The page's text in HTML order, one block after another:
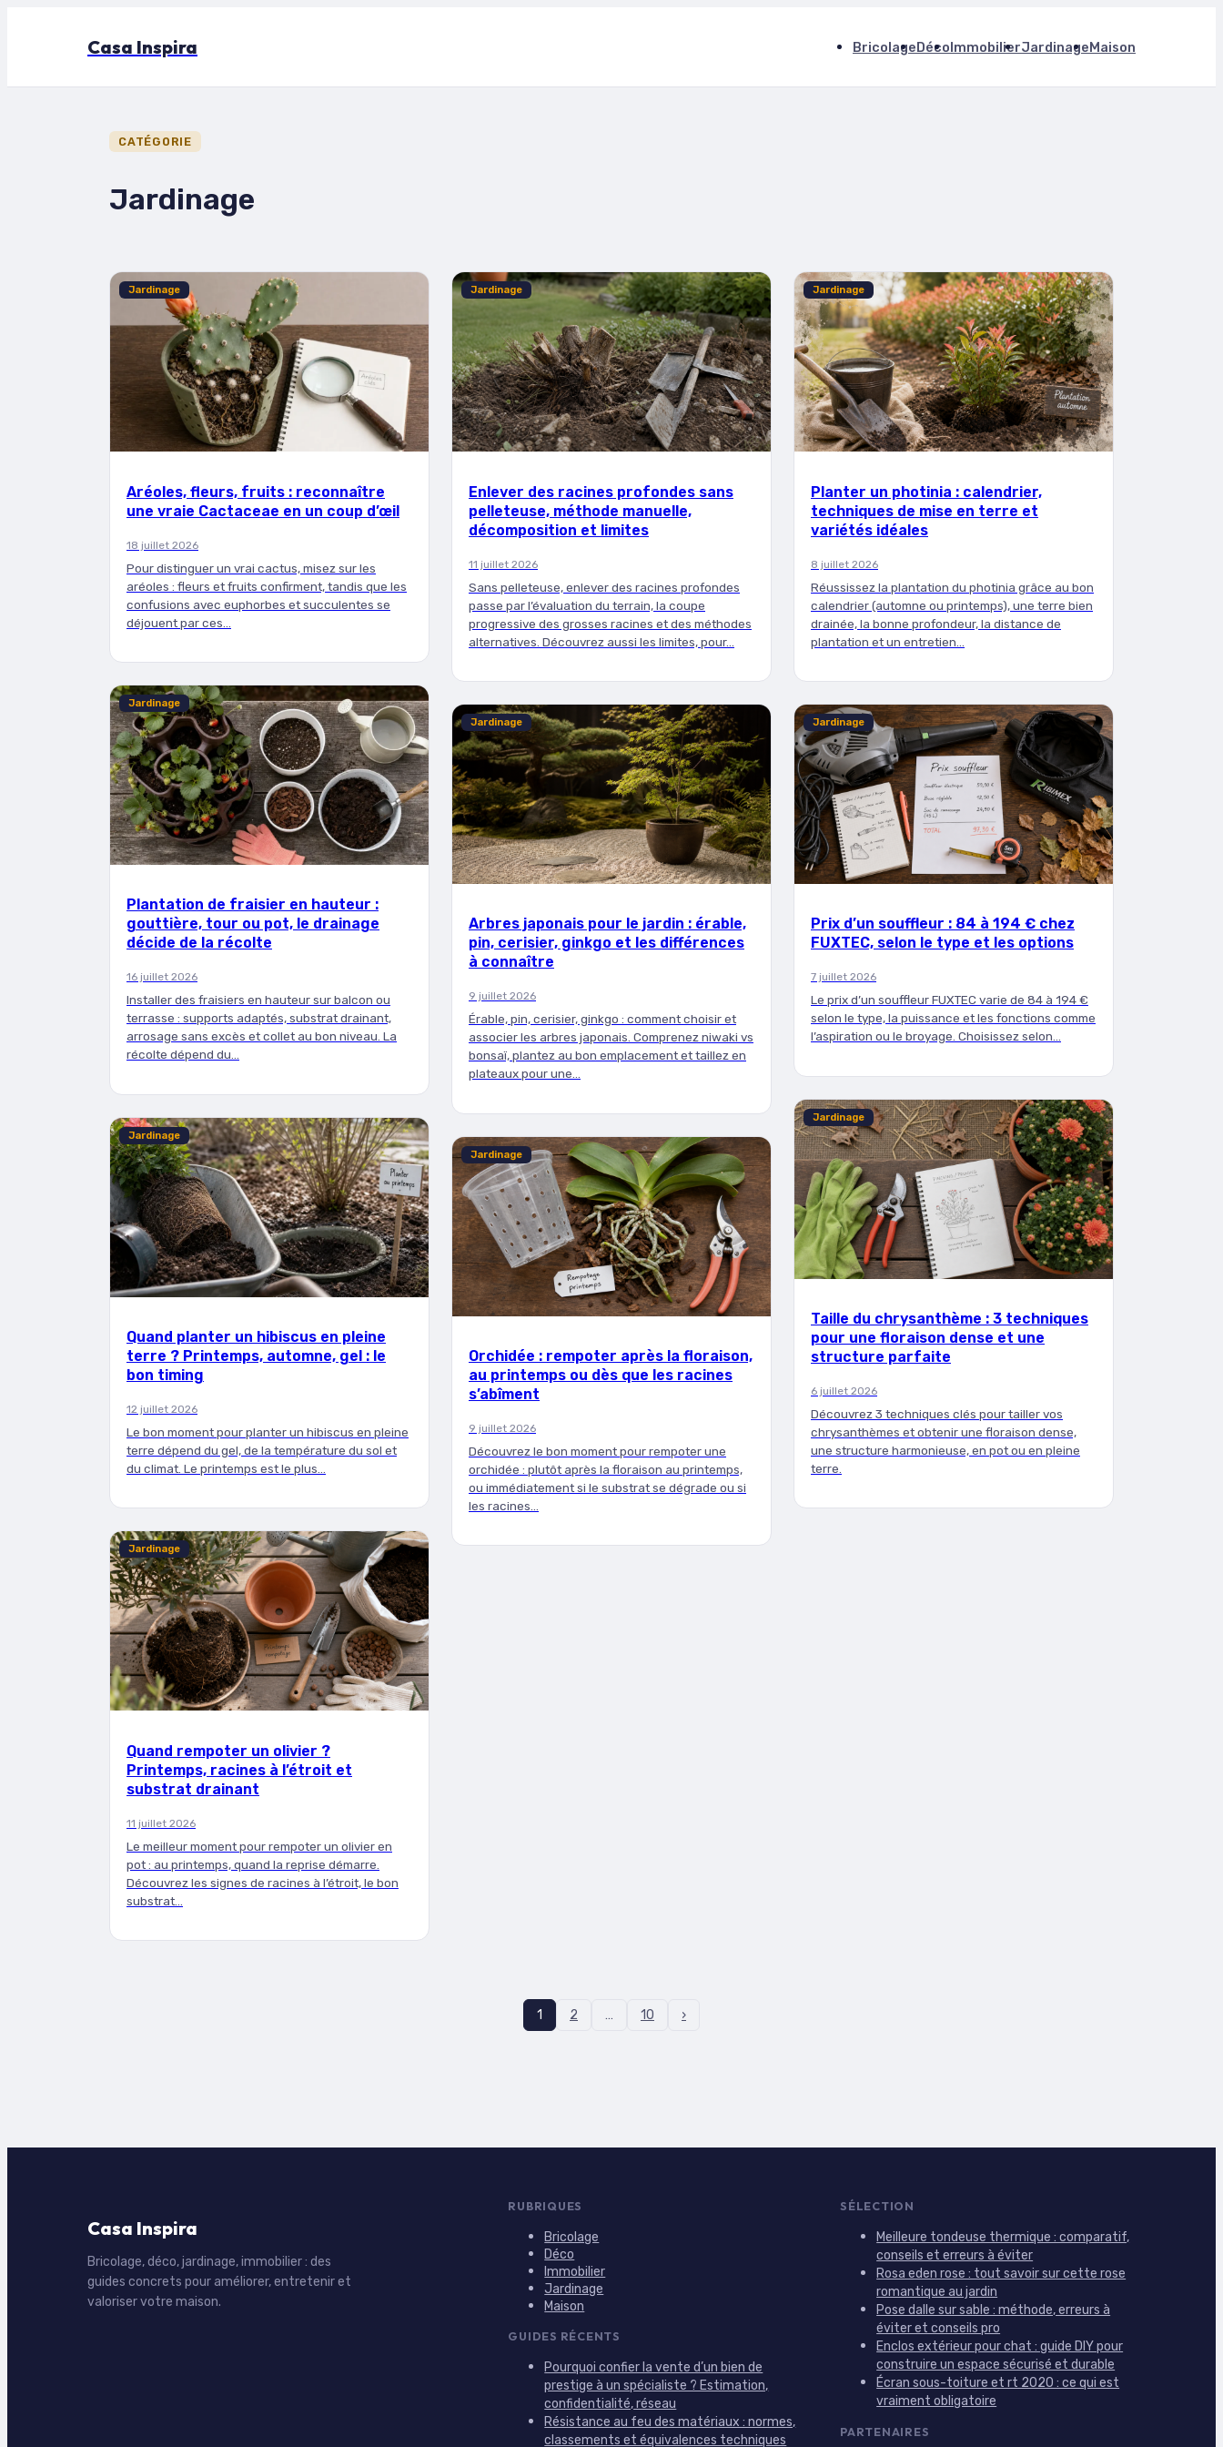
Casa Inspira BricolageDécoImmobilierJardinageMaison
CATÉGORIE
Jardinage
Jardinage
Aréoles, fleurs, fruits : reconnaître
une vraie Cactaceae en un coup d’œil
18 juillet 2026
Pour distinguer un vrai cactus, misez sur les
aréoles : fleurs et fruits confirment, tandis que les
confusions avec euphorbes et succulentes se
déjouent par ces…
Jardinage
Plantation de fraisier en hauteur :
gouttière, tour ou pot, le drainage
décide de la récolte
16 juillet 2026
Installer des fraisiers en hauteur sur balcon ou
terrasse : supports adaptés, substrat drainant,
arrosage sans excès et collet au bon niveau. La
récolte dépend du…
Jardinage
Quand planter un hibiscus en pleine
terre ? Printemps, automne, gel : le
bon timing
12 juillet 2026
Le bon moment pour planter un hibiscus en pleine
terre dépend du gel, de la température du sol et
du climat. Le printemps est le plus…
Jardinage
Quand rempoter un olivier ?
Printemps, racines à l’étroit et
substrat drainant
11 juillet 2026
Le meilleur moment pour rempoter un olivier en
pot : au printemps, quand la reprise démarre.
Découvrez les signes de racines à l’étroit, le bon
substrat…
Jardinage
Enlever des racines profondes sans
pelleteuse, méthode manuelle,
décomposition et limites
11 juillet 2026
Sans pelleteuse, enlever des racines profondes
passe par l’évaluation du terrain, la coupe
progressive des grosses racines et des méthodes
alternatives. Découvrez aussi les limites, pour…
Jardinage
Arbres japonais pour le jardin : érable,
pin, cerisier, ginkgo et les différences
à connaître
9 juillet 2026
Érable, pin, cerisier, ginkgo : comment choisir et
associer les arbres japonais. Comprenez niwaki vs
bonsaï, plantez au bon emplacement et taillez en
plateaux pour une…
Jardinage
Orchidée : rempoter après la floraison,
au printemps ou dès que les racines
s’abîment
9 juillet 2026
Découvrez le bon moment pour rempoter une
orchidée : plutôt après la floraison au printemps,
ou immédiatement si le substrat se dégrade ou si
les racines…
Jardinage
Planter un photinia : calendrier,
techniques de mise en terre et
variétés idéales
8 juillet 2026
Réussissez la plantation du photinia grâce au bon
calendrier (automne ou printemps), une terre bien
drainée, la bonne profondeur, la distance de
plantation et un entretien…
Jardinage
Prix d’un souffleur : 84 à 194 € chez
FUXTEC, selon le type et les options
7 juillet 2026
Le prix d’un souffleur FUXTEC varie de 84 à 194 €
selon le type, la puissance et les fonctions comme
l’aspiration ou le broyage. Choisissez selon…
Jardinage
Taille du chrysanthème : 3 techniques
pour une floraison dense et une
structure parfaite
6 juillet 2026
Découvrez 3 techniques clés pour tailler vos
chrysanthèmes et obtenir une floraison dense,
une structure harmonieuse, en pot ou en pleine
terre.
1 2 … 10 ›
Casa Inspira
Bricolage, déco, jardinage, immobilier : des
guides concrets pour améliorer, entretenir et
valoriser votre maison.
RUBRIQUES
Bricolage
Déco
Immobilier
Jardinage
Maison
GUIDES RÉCENTS
Pourquoi confier la vente d’un bien de
prestige à un spécialiste ? Estimation,
confidentialité, réseau
Résistance au feu des matériaux : normes,
classements et équivalences techniques
SÉLECTION
Meilleure tondeuse thermique : comparatif,
conseils et erreurs à éviter
Rosa eden rose : tout savoir sur cette rose
romantique au jardin
Pose dalle sur sable : méthode, erreurs à
éviter et conseils pro
Enclos extérieur pour chat : guide DIY pour
construire un espace sécurisé et durable
Écran sous-toiture et rt 2020 : ce qui est
vraiment obligatoire
PARTENAIRES